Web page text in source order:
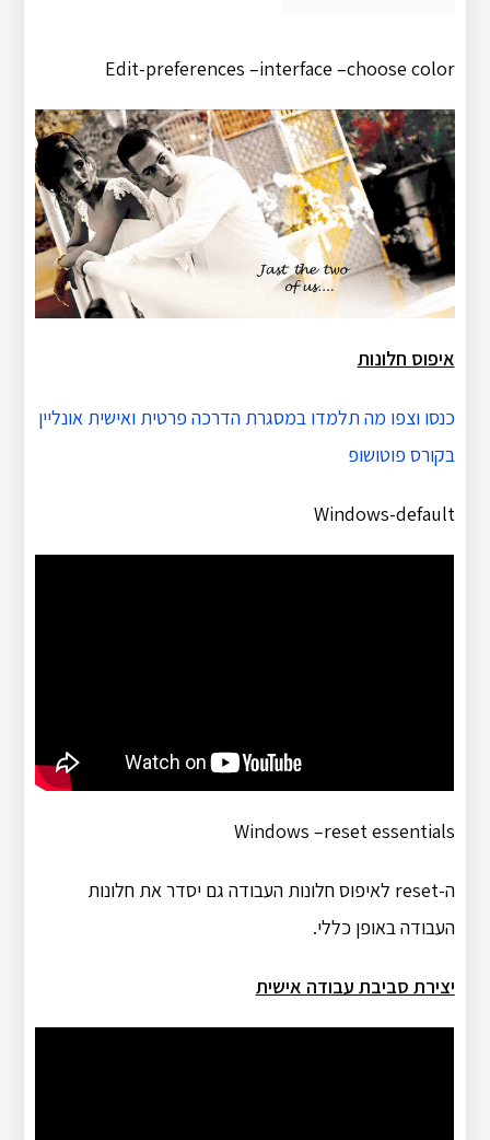
Edit-preferences –interface –choose color
איפוס חלונות
כנסו וצפו מה תלמדו במסגרת הדרכה פרטית ואישית אונליין
בקורס פוטושופ
Windows-default
Windows –reset essentials
ה-reset לאיפוס חלונות העבודה גם יסדר את חלונות
העבודה באופן כללי.
יצירת סביבת עבודה אישית